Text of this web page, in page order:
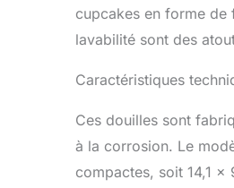
cupcakes en forme de
lavabilité sont des
Caractéristiques
Ces douilles sont
à la corrosion. Le
compactes, soit 14,1